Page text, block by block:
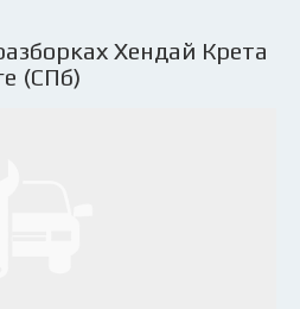
Хендай Крета
(СПб)